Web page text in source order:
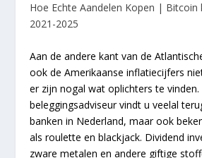
Hoe Echte Aandelen Kopen | Bitcoin
2021-2025
Aan de andere kant van de
ook de Amerikaanse inflatiecijfers
er zijn nogal wat oplichters te
beleggingsadviseur vindt u veelal
banken in Nederland, maar ook
als roulette en blackjack. Dividend
zware metalen en andere giftige